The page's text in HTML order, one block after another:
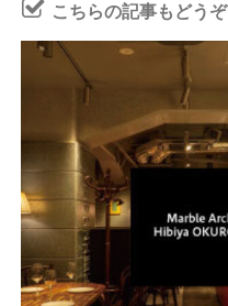
こちらの記事もどうぞ